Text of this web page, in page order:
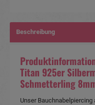
Beschreibung
Titan 925er
Schmetterling
Unser